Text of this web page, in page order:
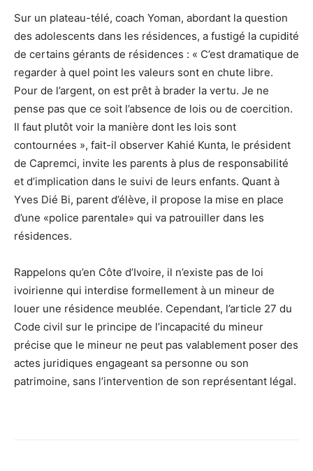
Sur un plateau-télé, coach Yoman, abordant la question
des adolescents dans les résidences, a fustigé la cupidité
de certains gérants de résidences : « C’est dramatique de
regarder à quel point les valeurs sont en chute libre.
Pour de l’argent, on est prêt à brader la vertu. Je ne
pense pas que ce soit l’absence de lois ou de coercition.
Il faut plutôt voir la manière dont les lois sont
contournées », fait-il observer Kahié Kunta, le président
de Capremci, invite les parents à plus de responsabilité
et d’implication dans le suivi de leurs enfants. Quant à
Yves Dié Bi, parent d’élève, il propose la mise en place
d’une «police parentale» qui va patrouiller dans les
résidences.
Rappelons qu’en Côte d’Ivoire, il n’existe pas de loi
ivoirienne qui interdise formellement à un mineur de
louer une résidence meublée. Cependant, l’article 27 du
Code civil sur le principe de l’incapacité du mineur
précise que le mineur ne peut pas valablement poser des
actes juridiques engageant sa personne ou son
patrimoine, sans l’intervention de son représentant légal.